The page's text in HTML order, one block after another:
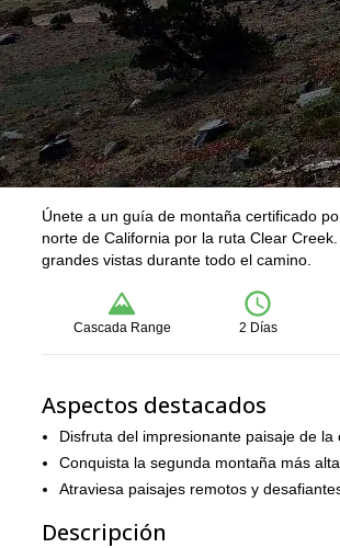
Únete a un guía de montaña certificado
norte de California por la ruta Clear
grandes vistas durante todo el camino.
Cascada Range 2 Días
Aspectos destacados
Disfruta del impresionante paisaje de la
Conquista la segunda montaña más
Atraviesa paisajes remotos y
Descripción